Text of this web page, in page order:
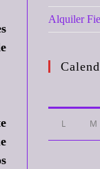
Alquiler
L M